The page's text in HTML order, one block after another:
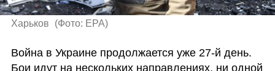
Харьков (Фото: EPA)
Война в Украине продолжается уже 27-й день.
Бои идут на нескольких направлениях, ни одной